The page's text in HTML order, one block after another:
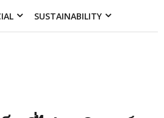
SUSTAINABILITY